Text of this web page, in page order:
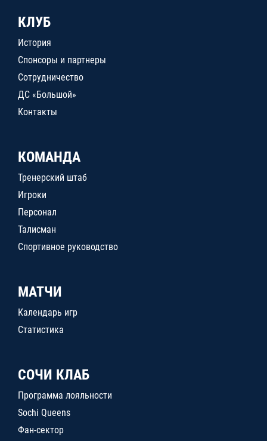
КЛУБ
История
Спонсоры и партнеры
Сотрудничество
ДС «Большой»
Контакты
КОМАНДА
Тренерский штаб
Игроки
Персонал
Талисман
Спортивное руководство
МАТЧИ
Календарь игр
Статистика
СОЧИ КЛАБ
Программа лояльности
Sochi Queens
Фан-сектор